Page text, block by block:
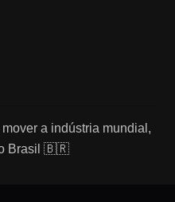
a indústria mundial,
Brasil 🇧🇷